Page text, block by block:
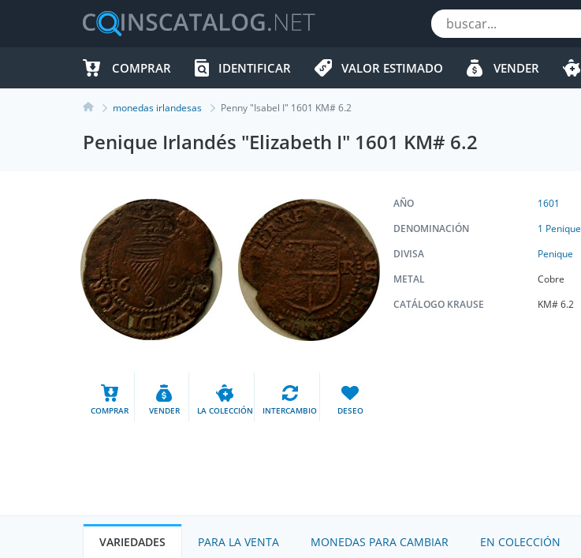
COMPRAR IDENTIFICAR VALOR ESTIMADO VENDER
monedas irlandesas Penny "Isabel I" 1601 KM# 6.2
Penique Irlandés "Elizabeth I" 1601 KM# 6.2
COMPRAR VENDER LA COLECCIÓN INTERCAMBIO DESEO
AÑO
1601
DENOMINACIÓN
1 Penique
DIVISA
Penique
METAL
Cobre
CATÁLOGO KRAUSE
KM# 6.2
VARIEDADES PARA LA VENTA MONEDAS PARA CAMBIAR EN COLECCIÓN